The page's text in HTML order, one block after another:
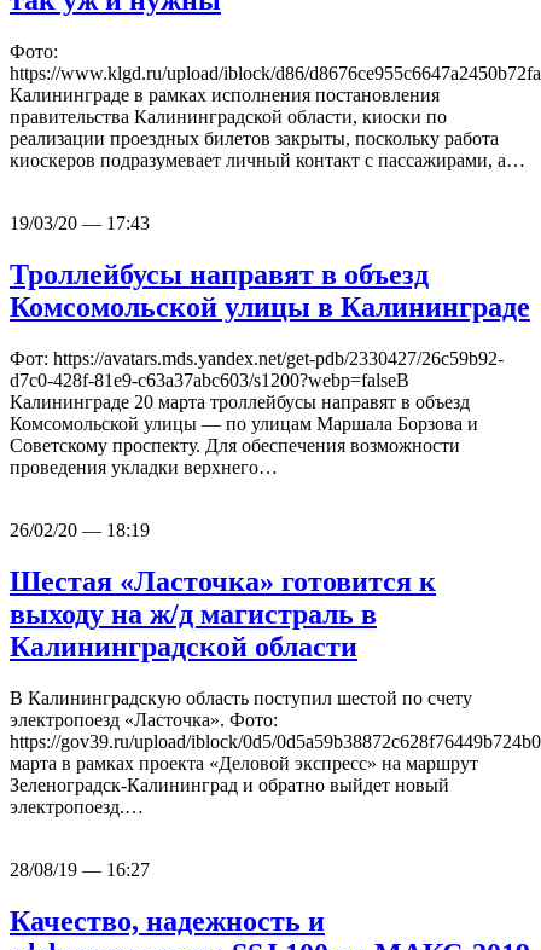
Фото:
https://www.klgd.ru/upload/iblock/d86/
Калининграде в рамках исполнения постановления
правительства Калининградской области, киоски по
реализации проездных билетов закрыты, поскольку работа
киоскеров подразумевает личный контакт с пассажирами, а…
19/03/20 — 17:43
Троллейбусы направят в объезд
Комсомольской улицы в Калининграде
Фот: https://avatars.mds.yandex.net/get-pdb/2330427/26c59b92-
d7c0-428f-81e9-c63a37abc603/s1200?webp=falseВ
Калининграде 20 марта троллейбусы направят в объезд
Комсомольской улицы — по улицам Маршала Борзова и
Советскому проспекту. Для обеспечения возможности
проведения укладки верхнего…
26/02/20 — 18:19
Шестая «Ласточка» готовится к
выходу на ж/д магистраль в
Калининградской области
В Калининградскую область поступил шестой по счету
электропоезд «Ласточка». Фото:
https://gov39.ru/upload/iblock/0d5/
марта в рамках проекта «Деловой экспресс» на маршрут
Зеленоградск-Калининград и обратно выйдет новый
электропоезд.…
28/08/19 — 16:27
Качество, надежность и